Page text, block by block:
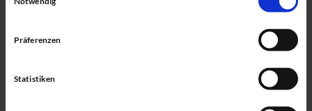
Präferenzen
Statistiken
und Reiter:in”. Aus diesem Grund haben wir Kennpunkte
zur Sattelpassform zusammengestellt, um Reiter:nnen
einen Leitfaden zur Beurteilung des Sattels an die Hand zu
geben. In unserem kostenlosen Sattel-Webinar und der